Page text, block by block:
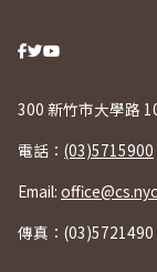
300 新竹市大學路
電話： (03)5715900
Email:
傳真：(03)5721490